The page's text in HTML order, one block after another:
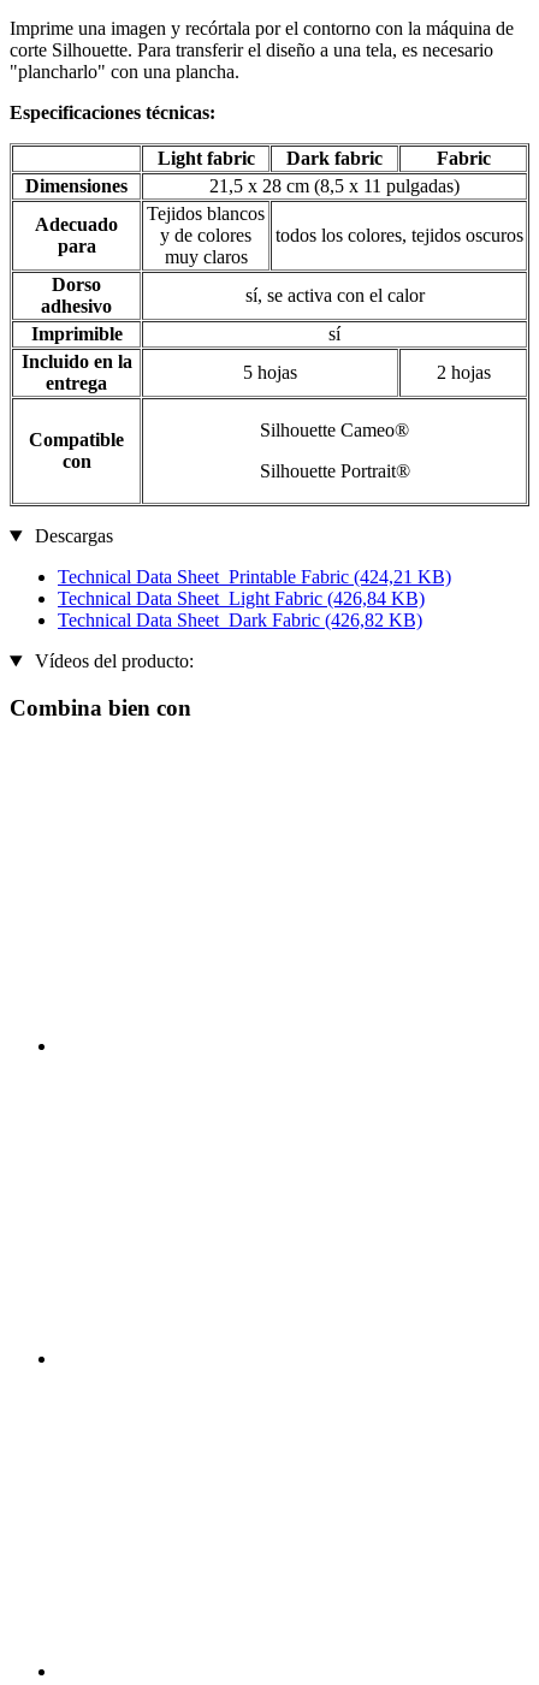
Imprime una imagen y recórtala por el contorno con la máquina de
corte Silhouette. Para transferir el diseño a una tela, es necesario
"plancharlo" con una plancha.
Especificaciones técnicas:
Light fabric Dark fabric
Fabric
Dimensiones
21,5 x 28 cm (8,5 x 11 pulgadas)
Adecuado
para
Tejidos blancos
y de colores
muy claros
todos los colores, tejidos oscuros
Dorso
adhesivo
sí, se activa con el calor
Imprimible
sí
Incluido en la
entrega
5 hojas 2 hojas
Compatible
con
Silhouette Cameo®
Silhouette Portrait®
Descargas
Technical Data Sheet_Printable Fabric (424,21 KB)
Technical Data Sheet_Light Fabric (426,84 KB)
Technical Data Sheet_Dark Fabric (426,82 KB)
Vídeos del producto:
Combina bien con